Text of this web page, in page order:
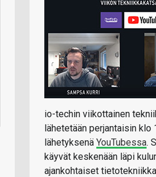
io-techin viikottainen
lähetetään perjantaisin klo
lähetyksenä YouTubessa.
käyvät keskenään läpi
ajankohtaiset